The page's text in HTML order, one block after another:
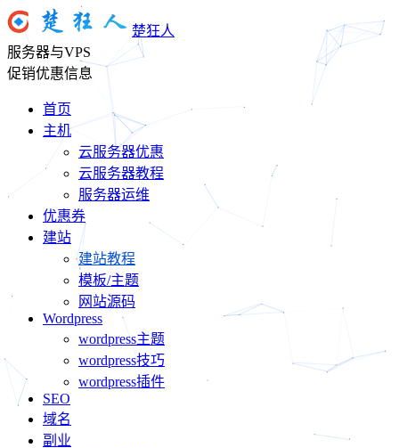
楚狂人
服务器与VPS
促销优惠信息
首页
主机
云服务器优惠
云服务器教程
服务器运维
优惠券
建站
建站教程
模板/主题
网站源码
Wordpress
wordpress主题
wordpress技巧
wordpress插件
SEO
域名
副业